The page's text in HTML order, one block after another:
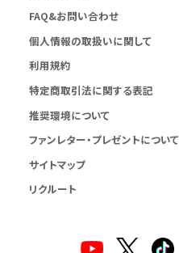
FAQ&お問い合わせ
個人情報の取扱いに関して
利用規約
特定商取引法に関する表記
推奨環境について
ファンレター・プレゼントについて
サイトマップ
リクルート